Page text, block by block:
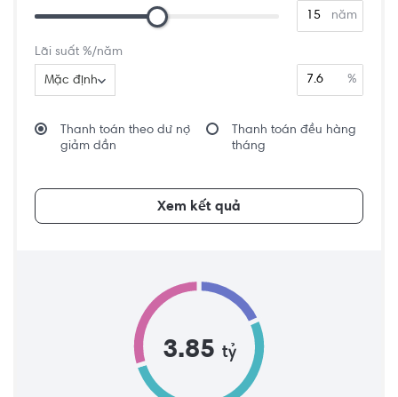
năm
Lãi suất %/năm
Mặc định %
Thanh toán theo dư nợ
giảm dần
Thanh toán đều hàng
tháng
Xem kết quả
3.85 tỷ